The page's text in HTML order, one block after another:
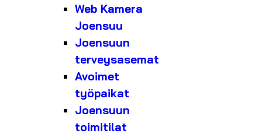
Web Kamera
Joensuu
Joensuun
terveysasemat
Avoimet
työpaikat
Joensuun
toimitilat